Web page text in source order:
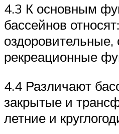
4.3 К основным
бассейнов относят:
оздоровительные,
рекреационные
4.4 Различают
закрытые и
летние и